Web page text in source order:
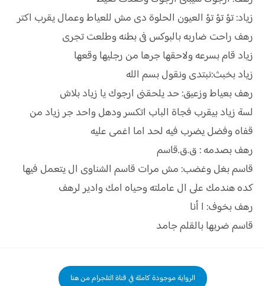
زياد: تؤ تؤ تؤ العيون الحلوة دى مش للعياط وعمال يقرب اكتر
رهف راحت ضاربه بالبوكس فى بطنه وطلعت تجرى
زياد قام بسرعه ولاحقها جرها من رجليها وقعها
زياد بخبث:نبتدى ونقول بسم الله
رهف بعياط وزعيق: حد يلحقنى ارجوك يا زياد بلاش
لسة زياد بيقرب فجاة الباب اتكسر ودهل واحد جر زياد من
قفاه وفضل يضرب فيه لحد اما اغمى عليه
رهف بصدمه : ق.ق.قاسم
قاسم بغل وغضب: مش مرات قاسم الشناوى ال يتعمل فيها
كده هندمك على ال عاملته وحياه امك وادير لرهف
رهف بخوف: ا أنا
قاسم ضربها بالقلم جامد
الرواية موجودة كاملة في قناة التلجرام من هنا